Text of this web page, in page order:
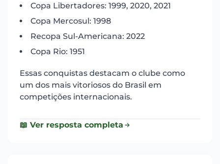
Copa Libertadores: 1999, 2020, 2021
Copa Mercosul: 1998
Recopa Sul-Americana: 2022
Copa Rio: 1951
Essas conquistas destacam o clube como
um dos mais vitoriosos do Brasil em
competições internacionais.
📖 Ver resposta completa